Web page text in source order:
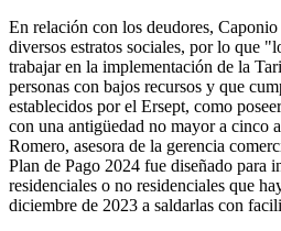
En relación con los deudores,
diversos estratos sociales, por lo que
trabajar en la implementación de la
personas con bajos recursos y que
establecidos por el Ersept, como
con una antigüedad no mayor a cinco
Romero, asesora de la gerencia
Plan de Pago 2024 fue diseñado para
residenciales o no residenciales que
diciembre de 2023 a saldarlas con